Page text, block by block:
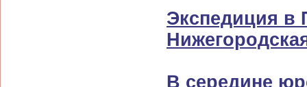
Экспедиция в
В середине